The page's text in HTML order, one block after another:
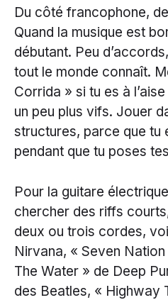
Du côté francophone,
Quand la musique est
débutant. Peu
tout le monde connaît.
Corrida » si tu es à
un peu plus vifs. Jouer
structures, parce que tu
pendant que tu poses
Pour la guitare
chercher des riffs
deux ou trois cordes,
Nirvana, « Seven
The Water » de Deep
des Beatles, « Highway